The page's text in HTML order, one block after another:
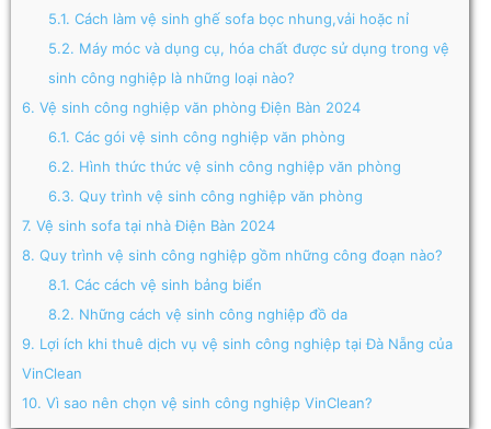
5.1.Cách làm vệ sinh ghế sofa bọc nhung,vải hoặc nỉ
5.2. Máy móc và dụng cụ, hóa chất được sử dụng trong vệ
sinh công nghiệp là những loại nào?
6. Vệ sinh công nghiệp văn phòng Điện Bàn 2024
6.1.Các gói vệ sinh công nghiệp văn phòng
6.2. Hình thức thức vệ sinh công nghiệp văn phòng
6.3.Quy trình vệ sinh công nghiệp văn phòng
7. Vệ sinh sofa tại nhà Điện Bàn 2024
8. Quy trình vệ sinh công nghiệp gồm những công đoạn nào?
8.1.Các cách vệ sinh bảng biển
8.2. Những cách vệ sinh công nghiệp đồ da
9. Lợi ích khi thuê dịch vụ vệ sinh công nghiệp tại Đà Nẵng của
VinClean
10. Vì sao nên chọn vệ sinh công nghiệp VinClean?